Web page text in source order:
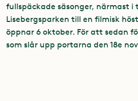
fullspäckade säsonger, närmast i
Lisebergsparken till en filmisk
öppnar 6 oktober. För att sedan
som slår upp portarna den 18e